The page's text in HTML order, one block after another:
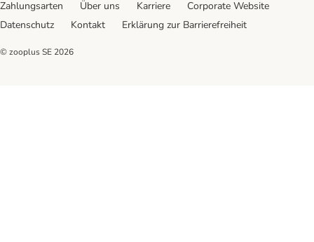
Zahlungsarten
Über uns Karriere
Corporate Website
Datenschutz
Kontakt Erklärung zur Barrierefreiheit
© zooplus SE 2026